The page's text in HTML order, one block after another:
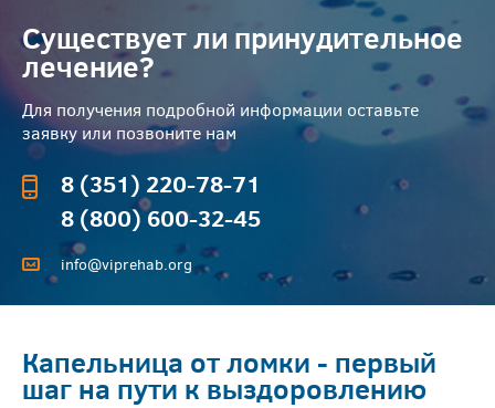
Существует ли принудительное
лечение?
Для получения подробной информации оставьте
заявку или позвоните нам
8 (351) 220-78-71
8 (800) 600-32-45
info@viprehab.org
Капельница от ломки - первый
шаг на пути к выздоровлению